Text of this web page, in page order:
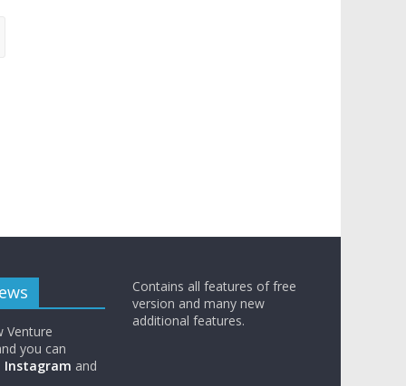
Venture
you can
Instagram and
Contains all features of free
version and many new
additional features.